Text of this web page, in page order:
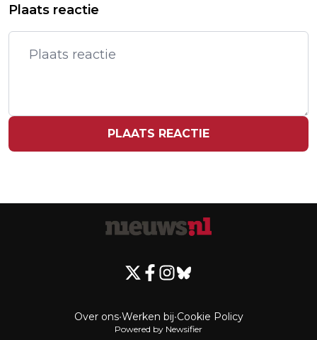
OPTREDEN NA AANSLAG
BOERENPARTIJ STAP DICHTER BIJ
KAMERVERKIEZING
Plaats reactie
PLAATS REACTIE
Over ons•Werken bij•Cookie Policy
Powered by Newsifier